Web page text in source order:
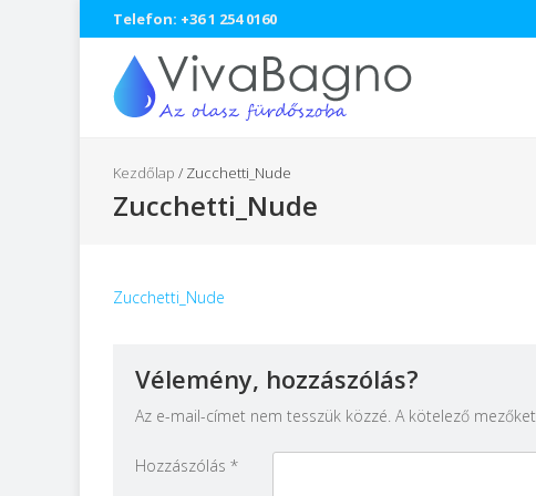
Telefon: +36 1 254 0160
Kezdőlap / Zucchetti_Nude
Zucchetti_Nude
Zucchetti_Nude
Vélemény, hozzászólás?
Az e-mail-címet nem tesszük közzé. A kötelező mezőket
Hozzászólás *